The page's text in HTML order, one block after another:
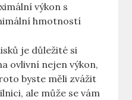
⁤výkon s
hmotností
je důležité ⁢si
ovlivní‌ nejen‍ výkon,
byste‍ měli zvážit
ale může se vám​